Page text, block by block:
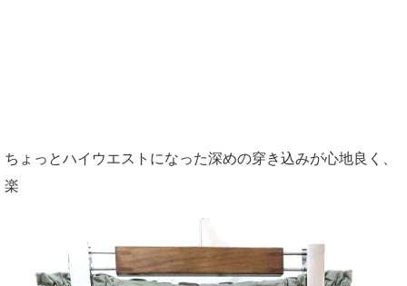
ちょっとハイウエストになった深めの穿き込みが心地良く、
楽